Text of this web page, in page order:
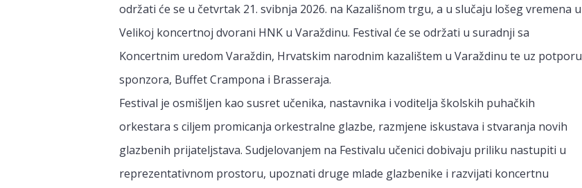
održati će se u četvrtak 21. svibnja 2026. na Kazališnom trgu, a u slučaju lošeg vremena u
Velikoj koncertnoj dvorani HNK u Varaždinu. Festival će se održati u suradnji sa
Koncertnim uredom Varaždin, Hrvatskim narodnim kazalištem u Varaždinu te uz potporu
sponzora, Buffet Crampona i Brasseraja.
Festival je osmišljen kao susret učenika, nastavnika i voditelja školskih puhačkih
orkestara s ciljem promicanja orkestralne glazbe, razmjene iskustava i stvaranja novih
glazbenih prijateljstava. Sudjelovanjem na Festivalu učenici dobivaju priliku nastupiti u
reprezentativnom prostoru, upoznati druge mlade glazbenike i razvijati koncertnu